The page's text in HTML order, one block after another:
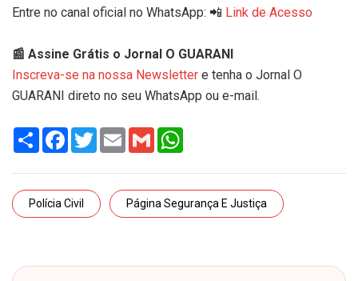
Entre no canal oficial no WhatsApp: 📲 Link de Acesso
📰 Assine Grátis o Jornal O GUARANI
Inscreva-se na nossa Newsletter e tenha o Jornal O
GUARANI direto no seu WhatsApp ou e-mail.
Share Facebook
TwitterEmail Gmail
Polícia Civil Página Segurança E Justiça